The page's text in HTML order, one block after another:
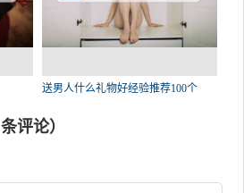
送男人什么礼物好经验推荐100个
条评论）